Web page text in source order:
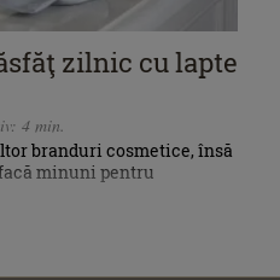
zilnic cu lapte
4 min.
branduri cosmetice, însă
minuni pentru